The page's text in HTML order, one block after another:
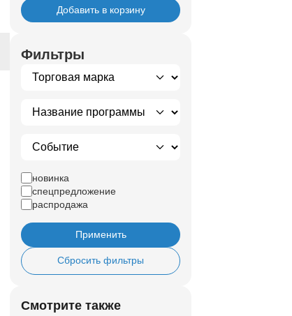
Добавить в корзину
Фильтры
новинка
спецпредложение
распродажа
Применить
Сбросить фильтры
Смотрите также